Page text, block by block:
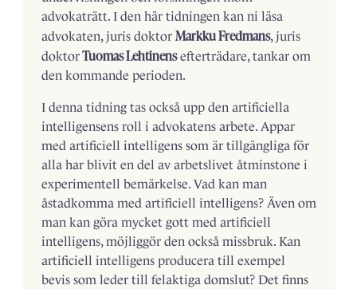
advokaträtt. I den här tidningen kan ni läsa
advokaten, juris ­doktor Markku Fredmans, juris
doktorTuomas Lehtinensefterträdare, tankar om
den kommande perioden.
I denna tidning tas också upp den artificiella
intelligensens roll i advokatens arbete. Appar
med artificiell intelligens som är tillgängliga för
alla har blivit en del av arbetslivet åtminstone i
experimentell bemärkelse. Vad kan man
åstadkomma med artificiell intelligens? Även om
man kan göra mycket gott med artificiell
intelligens, möjliggör den också missbruk. Kan
artificiell intelligens producera till exempel
bevis som leder till felaktiga domslut? Det finns